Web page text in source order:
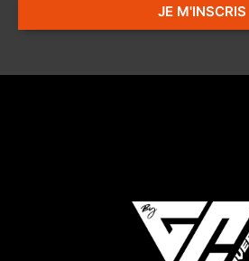
JE M'INSCRIS